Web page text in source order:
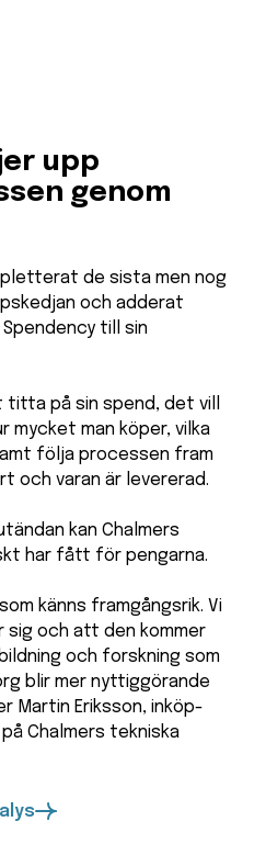
upp
genom
de sista men nog
och adderat
till sin
titta på sin spend, det vill
mycket man köper, vilka
följa processen fram
och varan är levererad.
kan Chalmers
har fått för pengarna.
känns framgångsrik. Vi
och att den kommer
och forskning som
blir mer nyttiggörande
Martin Eriksson, inköp-
Chalmers tekniska